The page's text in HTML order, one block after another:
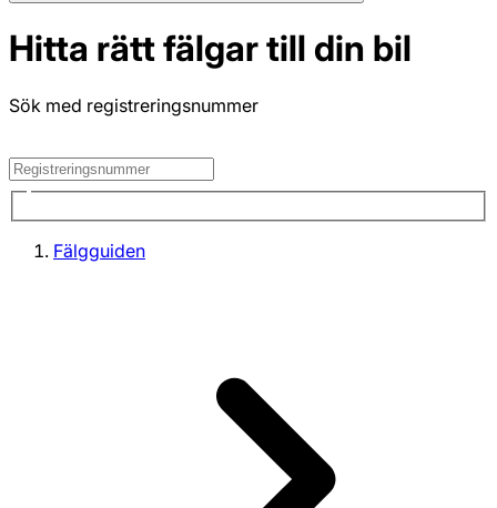
Hitta rätt fälgar till din bil
Sök med registreringsnummer
Fälgguiden